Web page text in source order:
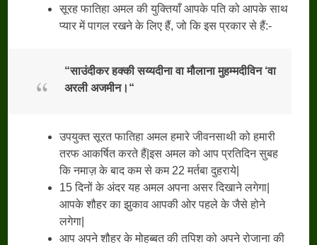
सूरह फातिहा अमल की युक्तियाँ आपके पति को आपके साथ
प्यार में पागल रखने के लिए हैं, जो कि इस प्रकार से हैं:-
“साउंदीकर हक्की सय्यदीना वा मौलाना मुहम्मदीविन ‘वा
अरली अजमीन।“
उपयुक्त सूरत फातिहा अमल हमारे जीवनसाथी को हमारी
तरफ आकर्षित करते हैं|इस अमल को आप प्रतिदिन सुबह
कि नमाज़ के बाद कम से कम 22 मर्तबा दुहराये|
15 दिनों के अंदर यह अमल अपना असर दिखाने लगेगा|
आपके शौहर का झुकाव आपकी ओर पहले के जैसे होने
लगेगा|
आप अपने शौहर के मोहब्बत की तपिश को अपने रोजाना की